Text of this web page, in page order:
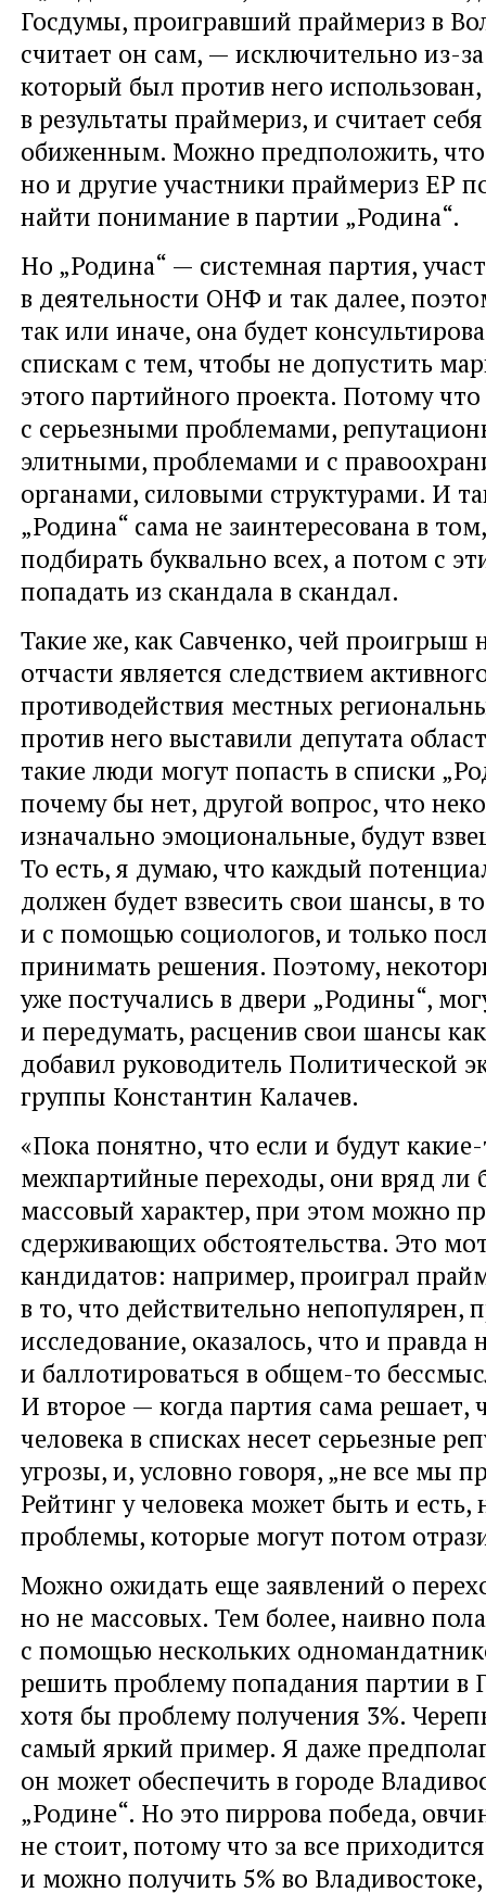
Госдумы, проигравший праймериз в
считает он сам, — исключительно из-
который был против него
в результаты праймериз, и считает
обиженным. Можно предположить, что
но и другие участники праймериз ЕР
найти понимание в партии „Родина“.
Но „Родина“ — системная партия,
в деятельности ОНФ и так далее,
так или иначе, она будет
спискам с тем, чтобы не допустить
этого партийного проекта. Потому
с серьезными проблемами,
элитными, проблемами и с
органами, силовыми структурами. И
„Родина“ сама не заинтересована в
подбирать буквально всех, а потом с
попадать из скандала в скандал.
Такие же, как Савченко, чей проигрыш
отчасти является следствием
противодействия местных
против него выставили депутата
такие люди могут попасть в списки
почему бы нет, другой вопрос, что
изначально эмоциональные, будут
То есть, я думаю, что каждый
должен будет взвесить свои шансы, в
и с помощью социологов, и только
принимать решения. Поэтому,
уже постучались в двери „Родины“,
и передумать, расценив свои шансы
добавил руководитель Политической
группы Константин Калачев.
«Пока понятно, что если и будут
межпартийные переходы, они вряд ли
массовый характер, при этом можно
сдерживающих обстоятельства. Это
кандидатов: например, проиграл
в то, что действительно непопулярен,
исследование, оказалось, что и правда
и баллотироваться в общем-то
И второе — когда партия сама решает,
человека в списках несет серьезные
угрозы, и, условно говоря, „не все мы
Рейтинг у человека может быть и есть,
проблемы, которые могут потом
Можно ожидать еще заявлений о
но не массовых. Тем более, наивно
с помощью нескольких
решить проблему попадания партии в
хотя бы проблему получения 3%.
самый яркий пример. Я даже
он может обеспечить в городе
„Родине“. Но это пиррова победа,
не стоит, потому что за все
и можно получить 5% во